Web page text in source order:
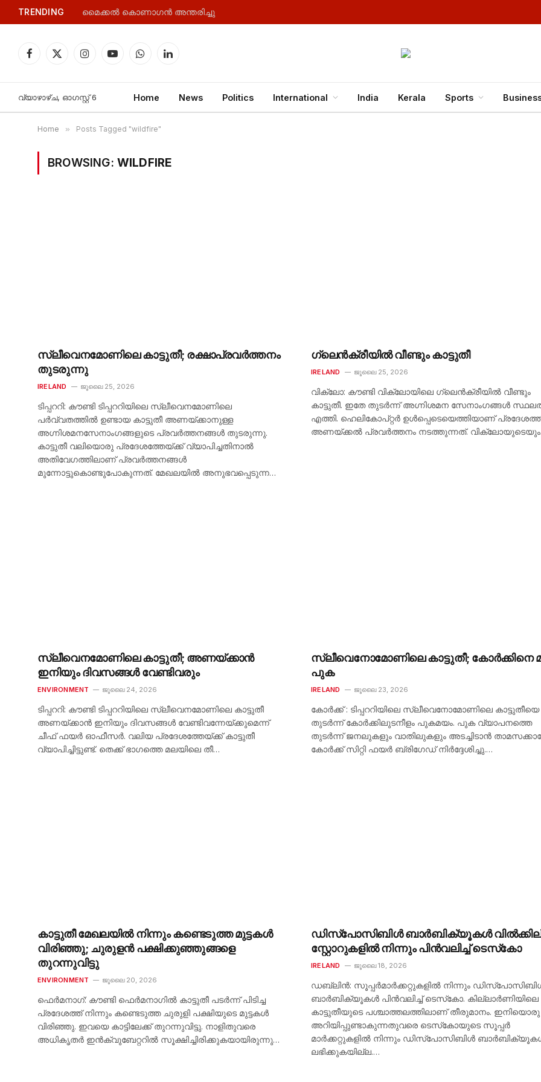
TRENDING മൈക്കൽ കൊണാഗൻ അന്തരിച്ചു
Facebook
X
InstagramYouTubeWhatsAppLinkedIn
വ്യാഴാഴ്‌ച, ഓഗസ്റ്റ്‌ 6 Home News Politics International India Kerala Sports
Home » Posts Tagged "wildfire"
BROWSING: WILDFIRE
സ്ലീവെനമോണിലെ കാട്ടുതീ; രക്ഷാപ്രവർത്തനം
തുടരുന്നു
IRELAND ജൂലൈ 25, 2026
ടിപ്പററി: കൗണ്ടി ടിപ്പററിയിലെ സ്ലീവെനമോണിലെ
പർവ്വതത്തിൽ ഉണ്ടായ കാട്ടുതീ അണയ്ക്കാനുള്ള
അഗ്നിശമനസേനാംഗങ്ങളുടെ പ്രവർത്തനങ്ങൾ തുടരുന്നു.
കാട്ടുതീ വലിയൊരു പ്രദേശത്തേയ്ക്ക് വ്യാപിച്ചതിനാൽ
അതിവേഗത്തിലാണ് പ്രവർത്തനങ്ങൾ
മുന്നോട്ടുകൊണ്ടുപോകുന്നത്. മേഖലയിൽ അനുഭവപ്പെടുന്ന…
ഗ്ലെൻക്രീയിൽ വീണ്ടും കാട്ടുതീ
IRELAND ജൂലൈ 25, 2026
വിക്ലോ: കൗണ്ടി വിക്ലോയിലെ ഗ്ലെൻക്രീയിൽ വീണ്ടും
കാട്ടുതീ. ഇതേ തുടർന്ന് അഗ്നിശമന സേനാംഗങ്ങൾ
എത്തി. ഹെലികോപ്റ്റർ ഉൾപ്പെടെയെത്തിയാണ്
അണയ്ക്കൽ പ്രവർത്തനം നടത്തുന്നത്.
സ്ലീവെനമോണിലെ കാട്ടുതീ; അണയ്ക്കാൻ
ഇനിയും ദിവസങ്ങൾ വേണ്ടിവരും
ENVIRONMENT ജൂലൈ 24, 2026
ടിപ്പററി: കൗണ്ടി ടിപ്പററിയിലെ സ്ലീവെനമോണിലെ കാട്ടുതീ
അണയ്ക്കാൻ ഇനിയും ദിവസങ്ങൾ വേണ്ടിവന്നേയ്ക്കുമെന്ന്
ചീഫ് ഫയർ ഓഫീസർ. വലിയ പ്രദേശത്തേയ്ക്ക് കാട്ടുതീ
വ്യാപിച്ചിട്ടുണ്ട്. തെക്ക് ഭാഗത്തെ മലയിലെ തീ…
സ്ലീവെനോമോണിലെ കാട്ടുതീ; കോർക്കിനെ
പുക
IRELAND ജൂലൈ 23, 2026
കോർക്ക് : ടിപ്പററിയിലെ സ്ലീവെനോമോണിലെ കാട്ടുതീയെ
തുടർന്ന് കോർക്കിലുടനീളം പുകമയം. പുക വ്യാപനത്തെ
തുടർന്ന് ജനലുകളും വാതിലുകളും അടച്ചിടാൻ
കോർക്ക് സിറ്റി ഫയർ ബ്രിഗേഡ് നിർദ്ദേശിച്ചു.…
കാട്ടുതീ മേഖലയിൽ നിന്നും കണ്ടെടുത്ത മുട്ടകൾ
വിരിഞ്ഞു; ചുരുളൻ പക്ഷിക്കുഞ്ഞുങ്ങളെ
തുറന്നുവിട്ടു
ENVIRONMENT ജൂലൈ 20, 2026
ഫെർമനാഗ്: കൗണ്ടി ഫെർമനാഗിൽ കാട്ടുതീ പടർന്ന് പിടിച്ച
പ്രദേശത്ത് നിന്നും കണ്ടെടുത്ത ചുരുളി പക്ഷിയുടെ മുട്ടകൾ
വിരിഞ്ഞു. ഇവയെ കാട്ടിലേക്ക് തുറന്നുവിട്ടു. നാളിതുവരെ
അധികൃതർ ഇൻക്വുബേറ്ററിൽ സൂക്ഷിച്ചിരിക്കുകയായിരുന്നു…
ഡിസ്‌പോസിബിൾ ബാർബിക്യൂകൾ
സ്റ്റോറുകളിൽ നിന്നും പിൻവലിച്ച് ടെസ്‌കോ
IRELAND ജൂലൈ 18, 2026
ഡബ്ലിൻ: സൂപ്പർമാർക്കറ്റുകളിൽ നിന്നും
ബാർബിക്യൂകൾ പിൻവലിച്ച് ടെസ്‌കോ. കില്ലാർണിയിലെ
കാട്ടുതീയുടെ പശ്ചാത്തലത്തിലാണ് തീരുമാനം. ഇനിയൊരു
അറിയിപ്പുണ്ടാകുന്നതുവരെ ടെസ്‌കോയുടെ സൂപ്പർ
മാർക്കറ്റുകളിൽ നിന്നും ഡിസ്‌പോസിബിൾ
ലഭിക്കുകയില്ല.…